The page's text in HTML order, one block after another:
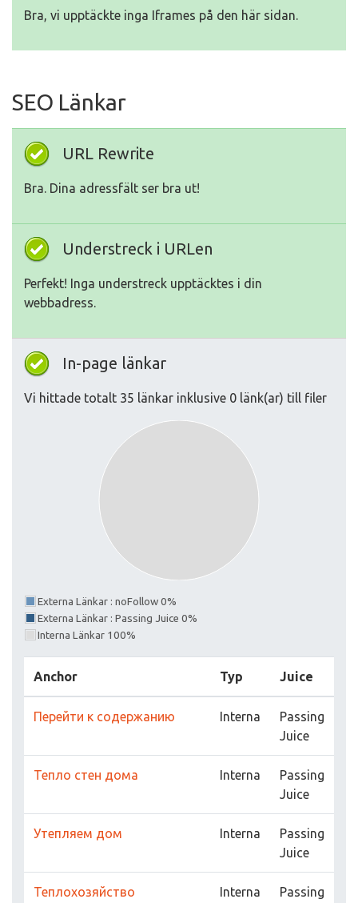
Bra, vi upptäckte inga Iframes på den här sidan.
SEO Länkar
URL Rewrite
Bra. Dina adressfält ser bra ut!
Understreck i URLen
Perfekt! Inga understreck upptäcktes i din
webbadress.
In-page länkar
Vi hittade totalt 35 länkar inklusive 0 länk(ar) till filer
Externa Länkar : noFollow 0%
Externa Länkar : Passing Juice 0%
Interna Länkar 100%
Anchor Typ Juice
Перейти к содержанию Interna
Passing
Juice
Тепло стен дома Interna
Passing
Juice
Утепляем дом Interna
Passing
Juice
Теплохозяйство Interna
Passing